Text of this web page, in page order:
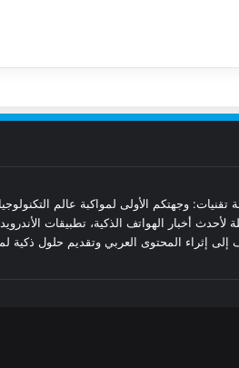
لأحدث أخبار الهواتف الذكية، تطبيقات
إلى إثراء المحتوى العربي وتقديم حلول ذكية